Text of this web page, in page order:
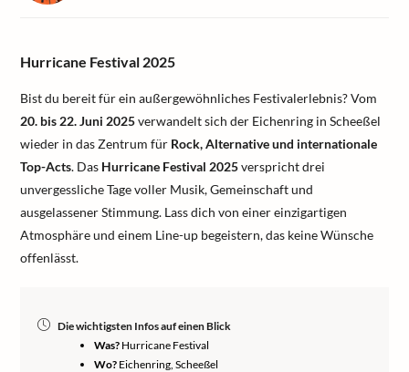
Hurricane Festival 2025
Bist du bereit für ein außergewöhnliches Festivalerlebnis? Vom
20. bis 22. Juni 2025verwandelt sich der Eichenring in Scheeßel
wieder in das Zentrum für Rock, Alternative und internationale
Top-Acts. Das Hurricane Festival 2025verspricht drei
unvergessliche Tage voller Musik, Gemeinschaft und
ausgelassener Stimmung. Lass dich von einer einzigartigen
Atmosphäre und einem Line-up begeistern, das keine Wünsche
offenlässt.
Die wichtigsten Infos auf einen Blick
Was? Hurricane Festival
Wo? Eichenring, Scheeßel